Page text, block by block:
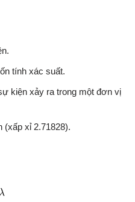
tính xác suất.
kiện xảy ra trong một đơn vị
(xấp xỉ 2.71828).